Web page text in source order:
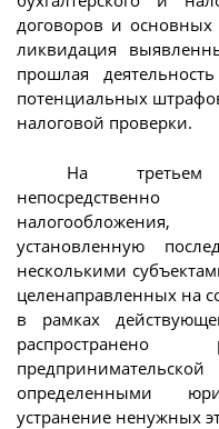
договоров и основных
ликвидация
прошлая
потенциальных
налоговой проверки.
На третьем
установленную
несколькими
целенаправленных на
в рамках
распространено
определенными
устранение ненужных